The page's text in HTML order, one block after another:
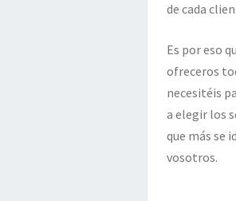
de cada
Es por eso
ofreceros
necesitéis
a elegir los
que más se
vosotros.